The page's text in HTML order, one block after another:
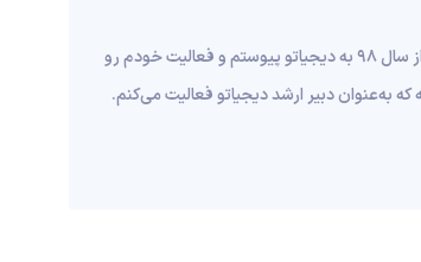
از سال ۹۵ وارد دنیای رسانه‌ شدم و شروع به همکاری با رسانه‌های حوزه تکنولوژی کردم. از سال ۹۸ به دیجیاتو پیوستم و فعالیت خودم رو
به‌عنوان دبیر ارشد دیجیاتو فعالیت می‌کنم.